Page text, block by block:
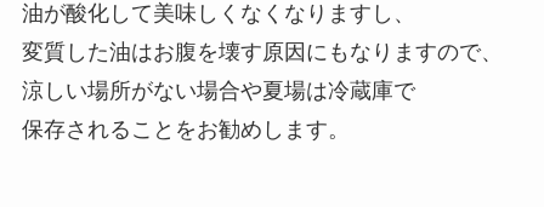
油が酸化して美味しくなくなりますし、
変質した油はお腹を壊す原因にもなりますので、
涼しい場所がない場合や夏場は冷蔵庫で
保存されることをお勧めします。